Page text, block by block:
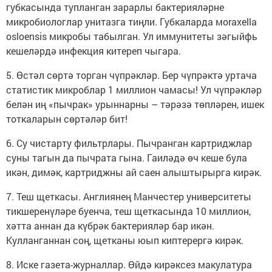
губкасында тупланган зарарлы бактерияләрне
микробиологлар унитазга тиңли. Губкаларда мoraxella
osloensis микробы табылган. Ул иммунитеты зәгыйфь
кешеләрдә инфекция китереп чыгара.
5. Өстәл сөртә торган чүпрәкләр. Бер чүпрәктә уртача
статистик микроблар 1 миллион чамасы! Ул чүпрәкләр
белән иң «пычрак» урыннарны – тәрәзә төпләрен, ишек
тоткаларын сөртәләр бит!
6. Су чистарту фильтрлары. Пычранган картриджлар
суны тагын да пычрата гына. Гаиләдә өч кеше була
икән, димәк, картриджны ай саен алыштырырга кирәк.
7. Теш щеткасы. Англиянең Манчестер университеты
тикшеренүләре буенча, теш щеткасында 10 миллион,
хәтта аннан да күбрәк бактерияләр бар икән.
Кулланганнан соң, щетканы юып киптерергә кирәк.
8. Иске газета-журналлар. Өйдә кирәксез макулатура